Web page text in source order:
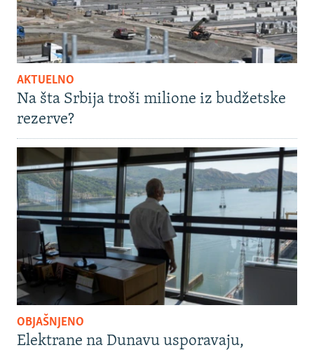
AKTUELNO
Na šta Srbija troši milione iz budžetske
rezerve?
OBJAŠNJENO
Elektrane na Dunavu usporavaju,